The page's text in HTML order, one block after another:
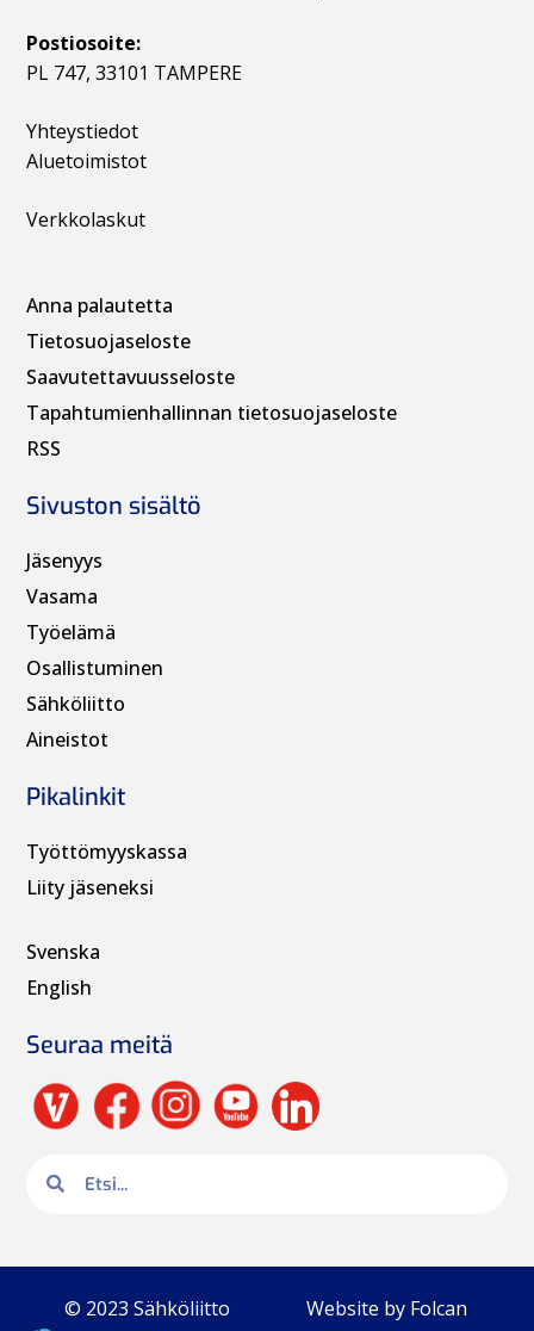
Postiosoite:
PL 747, 33101 TAMPERE
Yhteystiedot
Aluetoimistot
Verkkolaskut
Anna palautetta
Tietosuojaseloste
Saavutettavuusseloste
Tapahtumienhallinnan tietosuojaseloste
RSS
Sivuston sisältö
Jäsenyys
Vasama
Työelämä
Osallistuminen
Sähköliitto
Aineistot
Pikalinkit
Työttömyyskassa
Liity jäseneksi
Svenska
English
Seuraa meitä
© 2023 Sähköliitto Website by Folcan